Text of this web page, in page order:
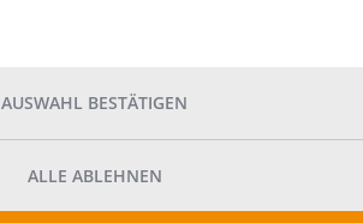
AUSWAHL BESTÄTIGEN
ALLE ABLEHNEN